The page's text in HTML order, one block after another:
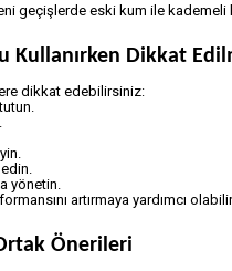
geçişlerde eski kum ile kademeli
Kullanırken Dikkat
dikkat edebilirsiniz:
yönetin.
artırmaya yardımcı
Önerileri